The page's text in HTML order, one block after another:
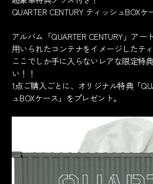
QUARTER CENTURY ティッシュBOXケ
アルバム「QUARTER CENTURY」ア
用いられたコンテナをイメージしたテ
ここでしか手に入らないレアな限定特
い！！
1点ご購入ごとに、オリジナル特典「
ュBOXケース」をプレゼント。